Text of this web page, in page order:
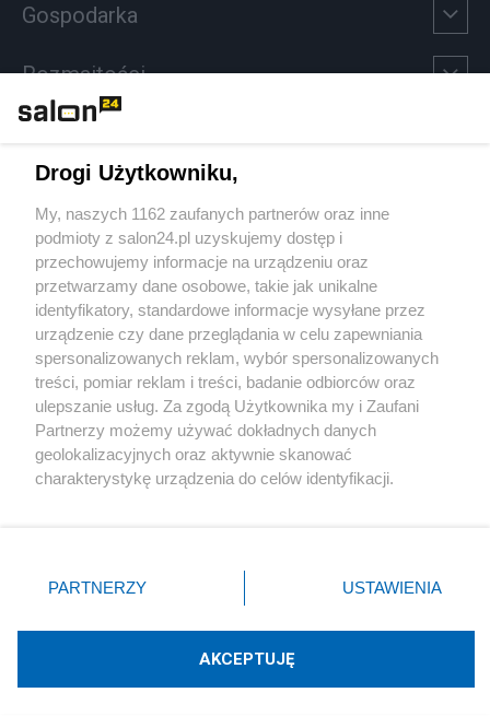
Gospodarka
Rozmaitości
Sport
Społeczeństwo
Kultura
X Facebook Instagram Youtube
Technologię dostarcza:W3media.pl
Drogi Użytkowniku,
My, naszych 1162 zaufanych partnerów oraz inne
podmioty z salon24.pl uzyskujemy dostęp i
przechowujemy informacje na urządzeniu oraz
przetwarzamy dane osobowe, takie jak unikalne
identyfikatory, standardowe informacje wysyłane przez
urządzenie czy dane przeglądania w celu zapewniania
spersonalizowanych reklam, wybór spersonalizowanych
treści, pomiar reklam i treści, badanie odbiorców oraz
ulepszanie usług. Za zgodą Użytkownika my i Zaufani
Partnerzy możemy używać dokładnych danych
geolokalizacyjnych oraz aktywnie skanować
charakterystykę urządzenia do celów identyfikacji.
zmienić/wycofać klikając przycisk ustawień prywatności
znajdujący się w lewym dolnym rogu strony
rodzaje przetwarzania danych nie wymagają zgody
użytkownika, ale masz prawo sprzeciwić się takiemu
PARTNERZY USTAWIENIA
AKCEPTUJĘ